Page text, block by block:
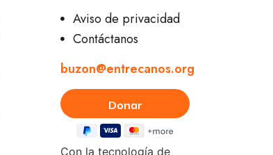
Aviso de privacidad
Contáctanos
buzon@entrecanos.org
Con la tecnología de